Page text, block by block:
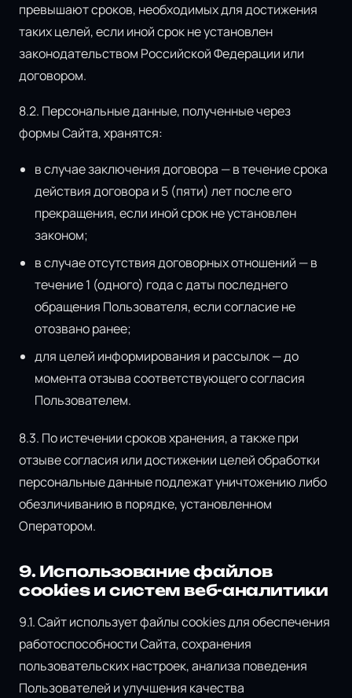
превышают сроков, необходимых для достижения
таких целей, если иной срок не установлен
законодательством Российской Федерации или
договором.
8.2. Персональные данные, полученные через
формы Сайта, хранятся:
в случае заключения договора — в течение срока
действия договора и 5 (пяти) лет после его
прекращения, если иной срок не установлен
законом;
в случае отсутствия договорных отношений — в
течение 1 (одного) года с даты последнего
обращения Пользователя, если согласие не
отозвано ранее;
для целей информирования и рассылок — до
момента отзыва соответствующего согласия
Пользователем.
8.3. По истечении сроков хранения, а также при
отзыве согласия или достижении целей обработки
персональные данные подлежат уничтожению либо
обезличиванию в порядке, установленном
Оператором.
9. Использование файлов
cookies и систем веб-аналитики
9.1. Сайт использует файлы cookies для обеспечения
работоспособности Сайта, сохранения
пользовательских настроек, анализа поведения
Пользователей и улучшения качества